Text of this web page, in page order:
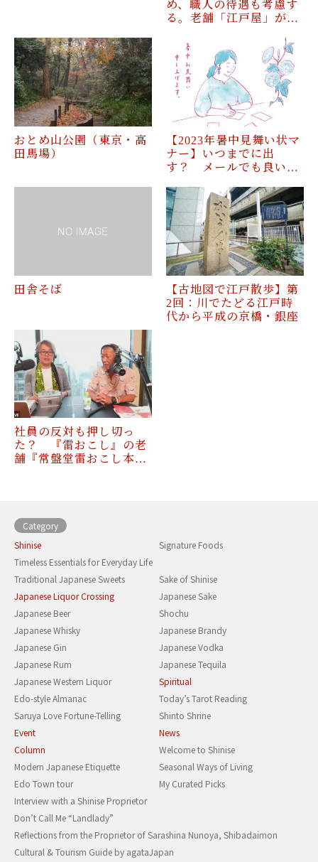
め、職人の待遇も考慮す
る。老舗「江戸屋」が…
おとめ山公園（東京・高
田馬場）
【2023年暑中見舞い状マ
ナー】いつまでに出
す？ メールでも良い…
田舎そば
【古地図で江戸散歩】第
2回：川でたどる江戸時
代から平成の京橋・銀座
社員の反対も押し切っ
た？ 『雷おこし』の老
舗『常盤堂雷おこし本…
Category
Shinise
Signature Foods
Timeless Essentials for Everyday Life
Traditional Japanese Sweets
Sake of Shinise
Japanese Liquor Crossing
Japanese Sake
Japanese Beer
Shochu
Japanese Whisky
Japanese Brandy
Japanese Gin
Japanese Vodka
Japanese Rum
Japanese Tequila
Japanese Western Liquor
Spiritual
Edo-style Almanac
Today’s Tarot Reading
Saruya Love Fortune-Telling
Shinto Shrine
Event
News
Column
Welcome to Shinise
Modern Japanese Etiquette
Seasonal Ways of Living
Edo Town tour
My Curated Picks
Interview with a Shinise Proprietor
Don’t Call Me “Landlady”
Reflections from the Proprietor of Sarashina Nunoya, Shibadaimon
Cultural & Tourism Guide by agataJapan